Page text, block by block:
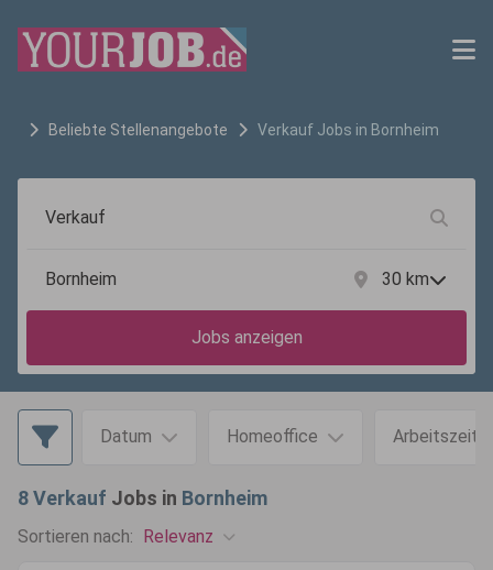
Beliebte Stellenangebote Verkauf Jobs in Bornheim
30 km
Jobs anzeigen
Datum Homeoffice Arbeitszeit
8Verkauf Jobs in Bornheim
Sortieren nach: Relevanz